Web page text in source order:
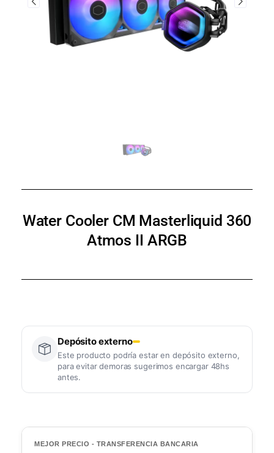
Water Cooler CM Masterliquid 360
Atmos II ARGB
Depósito externo
Este producto podría estar en depósito externo,
para evitar demoras sugerimos encargar 48hs
antes.
MEJOR PRECIO - TRANSFERENCIA BANCARIA